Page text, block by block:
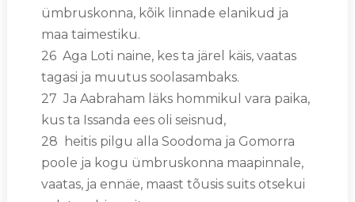
ümbruskonna, kõik linnade elanikud ja
maa taimestiku.
26 Aga Loti naine, kes ta järel käis, vaatas
tagasi ja muutus soolasambaks.
27 Ja Aabraham läks hommikul vara paika,
kus ta Issanda ees oli seisnud,
28 heitis pilgu alla Soodoma ja Gomorra
poole ja kogu ümbruskonna maapinnale,
vaatas, ja ennäe, maast tõusis suits otsekui